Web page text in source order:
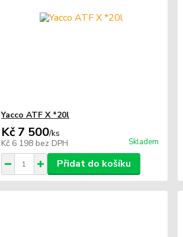
Yacco ATF X *20l
Kč 7 500/ks
Kč 6 198 bez DPH Skladem
Přidat do košíku